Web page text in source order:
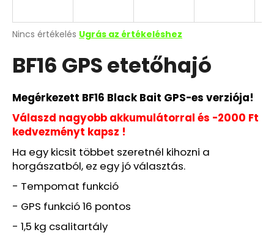
A
átlagos
értékelése
ből
0,0
csillag.
Nincs értékelés Ugrás az értékeléshez
BF16 GPS etetőhajó
Megérkezett BF16 Black Bait GPS-es verziója!
Válaszd nagyobb akkumulátorral és -2000 Ft
kedvezményt kapsz !
Ha egy kicsit többet szeretnél kihozni a
horgászatból, ez egy jó választás.
- Tempomat funkció
- GPS funkció 16 pontos
- 1,5 kg csalitartály
E
S